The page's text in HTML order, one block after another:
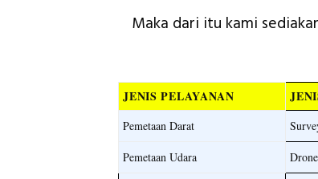
Maka dari itu kami
JENIS PELAYANAN
Pemetaan Darat
Pemetaan Udara